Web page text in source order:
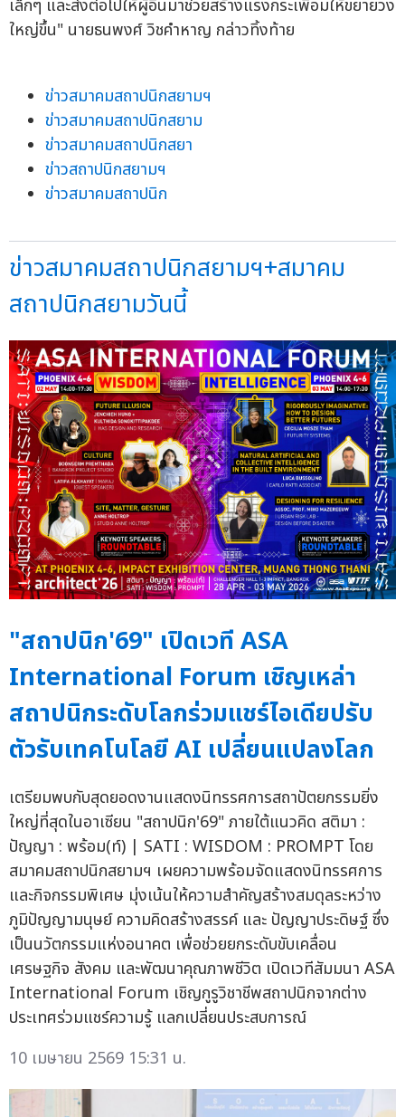
เล็กๆ และส่งต่อไปให้ผู้อื่นมาช่วยสร้างแรงกระเพื่อมให้ขยายวง
ใหญ่ขึ้น" นายธนพงศ์ วิชคำหาญ กล่าวทิ้งท้าย
ข่าวสมาคมสถาปนิกสยามฯ
ข่าวสมาคมสถาปนิกสยาม
ข่าวสมาคมสถาปนิกสยา
ข่าวสถาปนิกสยามฯ
ข่าวสมาคมสถาปนิก
ข่าวสมาคมสถาปนิกสยามฯ+สมาคม
สถาปนิกสยามวันนี้
"สถาปนิก'69" เปิดเวที ASA
International Forum เชิญเหล่า
สถาปนิกระดับโลกร่วมแชร์ไอเดียปรับ
ตัวรับเทคโนโลยี AI เปลี่ยนแปลงโลก
เตรียมพบกับสุดยอดงานแสดงนิทรรศการสถาปัตยกรรมยิ่ง
ใหญ่ที่สุดในอาเซียน "สถาปนิก'69" ภายใต้แนวคิด สติมา :
ปัญญา : พร้อม(ท์) | SATI : WISDOM : PROMPT โดย
สมาคมสถาปนิกสยามฯ เผยความพร้อมจัดแสดงนิทรรศการ
และกิจกรรมพิเศษ มุ่งเน้นให้ความสำคัญสร้างสมดุลระหว่าง
ภูมิปัญญามนุษย์ ความคิดสร้างสรรค์ และ ปัญญาประดิษฐ์ ซึ่ง
เป็นนวัตกรรมแห่งอนาคต เพื่อช่วยยกระดับขับเคลื่อน
เศรษฐกิจ สังคม และพัฒนาคุณภาพชีวิต เปิดเวทีสัมมนา ASA
International Forum เชิญกูรูวิชาชีพสถาปนิกจากต่าง
ประเทศร่วมแชร์ความรู้ แลกเปลี่ยนประสบการณ์
10 เมษายน 2569 15:31 น.